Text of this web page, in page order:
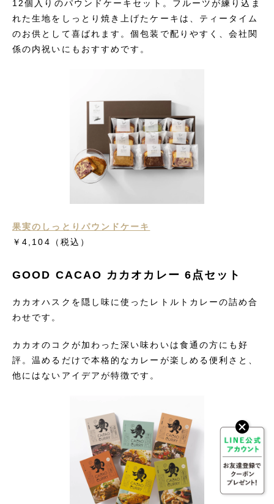
12個入りのパウンドケーキセット。フルーツが練り込ま
れた生地をしっとり焼き上げたケーキは、ティータイム
のお供として喜ばれます。個包装で配りやすく、会社関
係の内祝いにもおすすめです。
果実のしっとりパウンドケーキ
￥4,104
（税込）
GOOD CACAO カカオカレー 6点セット
カカオハスクを隠し味に使ったレトルトカレーの詰め合
わせです。
カカオのコクが加わった深い味わいは食通の方にも好
評。温めるだけで本格的なカレーが楽しめる便利さと、
他にはないアイデアが特徴です。